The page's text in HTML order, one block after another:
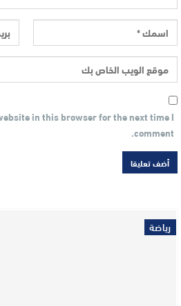
in this browser for the next time I
comment.
رياضة